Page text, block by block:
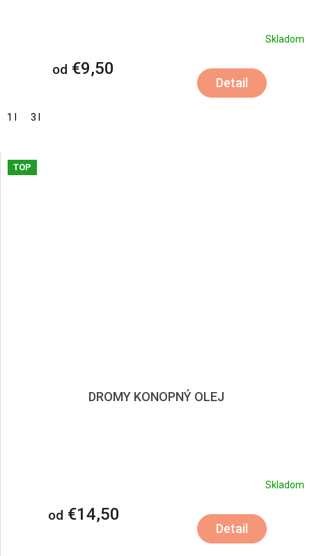
Skladom
od €9,50
Detail
1 l 3 l
TOP
DROMY KONOPNÝ OLEJ
Skladom
od €14,50
Detail